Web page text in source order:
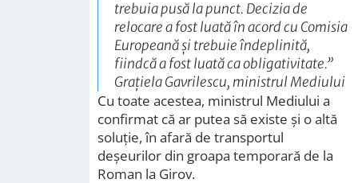
trebuia pusă la punct. Decizia de
relocare a fost luată în acord cu Comisia
Europeană și trebuie îndeplinită,
fiindcă a fost luată ca obligativitate.”
Grațiela Gavrilescu, ministrul Mediului
Cu toate acestea, ministrul Mediului a
confirmat că ar putea să existe și o altă
soluție, în afară de transportul
deșeurilor din groapa temporară de la
Roman la Girov.